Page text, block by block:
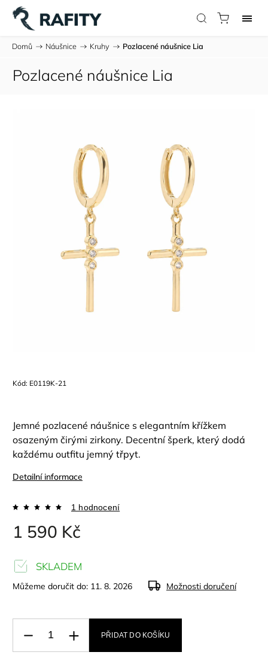
Domů / Náušnice / Kruhy / Pozlacené náušnice Lia
Pozlacené náušnice Lia
Kód: E0119K-21
Jemné pozlacené náušnice s elegantním křížkem
osazeným čirými zirkony. Decentní šperk, který dodá
každému outfitu jemný třpyt.
Detailní informace
1 hodnocení
1 590 Kč
SKLADEM
Můžeme doručit do: 11. 8. 2026 Možnosti doručení
PŘIDAT DO KOŠÍKU